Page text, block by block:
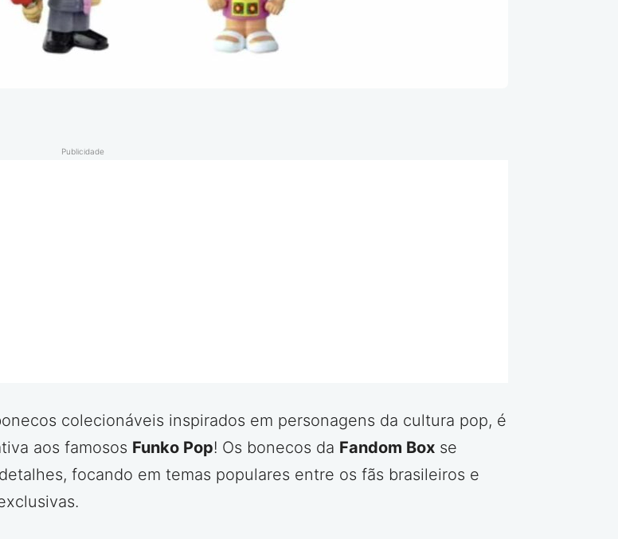
Publicidade
colecionáveis inspirados em personagens da cultura pop, é
aos famosos Funko Pop! Os bonecos da Fandom Box se
focando em temas populares entre os fãs brasileiros e